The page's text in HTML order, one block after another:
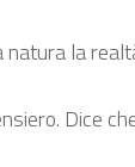
la
Dice